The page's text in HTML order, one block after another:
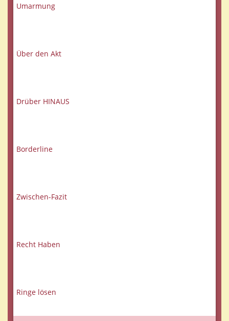
Umarmung
Über den Akt
Drüber HINAUS
Borderline
Zwischen-Fazit
Recht Haben
Ringe lösen